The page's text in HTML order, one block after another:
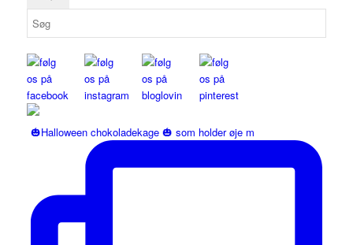
🎃Halloween chokoladekage 🎃 som holder øje m